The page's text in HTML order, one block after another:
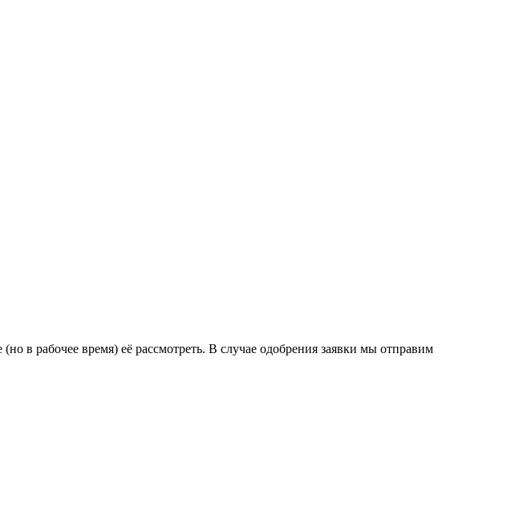
в рабочее время) её рассмотреть. В случае одобрения заявки мы отправим